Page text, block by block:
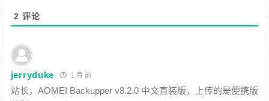
2 评论
jerryduke 1 月 前
站长，AOMEI Backupper v8.2.0 中文直装版，上传的是便携版